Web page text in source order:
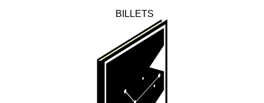
BILLETS